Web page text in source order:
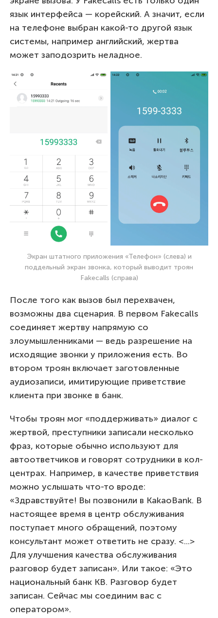
язык интерфейса — корейский. А значит, если
на телефоне выбран какой-то другой язык
системы, например английский, жертва
может заподозрить неладное.
Экран штатного приложения «Телефон» (слева) и
поддельный экран звонка, который выводит троян
Fakecalls (справа)
После того как вызов был перехвачен,
возможны два сценария. В первом Fakecalls
соединяет жертву напрямую со
злоумышленниками — ведь разрешение на
исходящие звонки у приложения есть. Во
втором троян включает заготовленные
аудиозаписи, имитирующие приветствие
клиента при звонке в банк.
Чтобы троян мог «поддерживать» диалог с
жертвой, преступники записали несколько
фраз, которые обычно используют для
автоответчиков и говорят сотрудники в кол-
центрах. Например, в качестве приветствия
можно услышать что-то вроде:
«Здравствуйте! Вы позвонили в KakaoBank. В
настоящее время в центр обслуживания
поступает много обращений, поэтому
консультант может ответить не сразу. <...>
Для улучшения качества обслуживания
разговор будет записан». Или такое: «Это
национальный банк KB. Разговор будет
записан. Сейчас мы соединим вас с
оператором».